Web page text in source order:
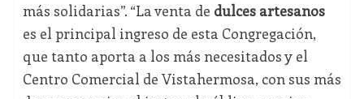
más solidarias”. “La venta de dulces artesanos
es el principal ingreso de esta Congregación,
que tanto aporta a los más necesitados y el
Centro Comercial de Vistahermosa, con sus más